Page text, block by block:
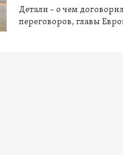
Детали – о чем
переговоров, главы